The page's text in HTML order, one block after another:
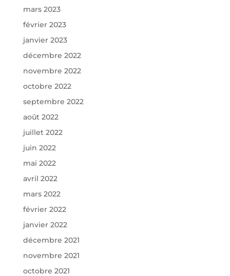
mars 2023
février 2023
janvier 2023
décembre 2022
novembre 2022
octobre 2022
septembre 2022
août 2022
juillet 2022
juin 2022
mai 2022
avril 2022
mars 2022
février 2022
janvier 2022
décembre 2021
novembre 2021
octobre 2021